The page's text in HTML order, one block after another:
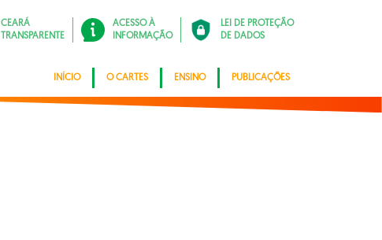
CEARÁ
TRANSPARENTE
ACESSO À
INFORMAÇÃO
LEI DE PROTEÇÃO
DE DADOS
INÍCIO O CARTES ENSINO PUBLICAÇÕES